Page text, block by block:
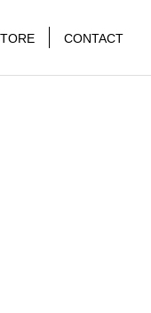
CONTACT